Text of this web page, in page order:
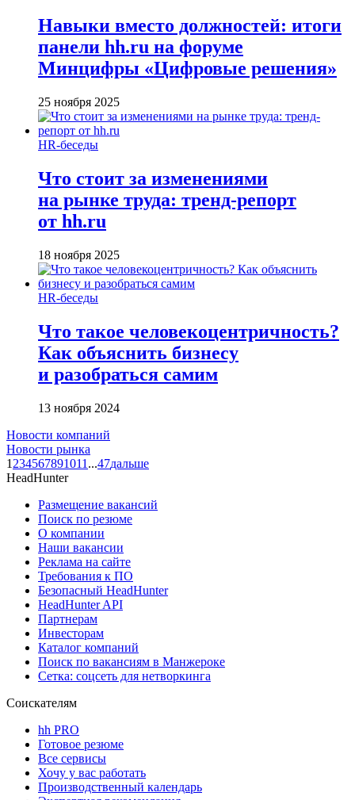
Навыки вместо должностей: итоги
панели hh.ru на форуме
Минцифры «Цифровые решения»
25 ноября 2025
HR-беседы
Что стоит за изменениями
на рынке труда: тренд-репорт
от hh.ru
18 ноября 2025
HR-беседы
Что такое человеко­центричность?
Как объяснить бизнесу
и разобраться самим
13 ноября 2024
Новости компаний
Новости рынка
1 234567891011 ...47дальше
HeadHunter
Размещение вакансий
Поиск по резюме
О компании
Наши вакансии
Реклама на сайте
Требования к ПО
Безопасный HeadHunter
HeadHunter API
Партнерам
Инвесторам
Каталог компаний
Поиск по вакансиям в Манжероке
Сетка: соцсеть для нетворкинга
Соискателям
hh PRO
Готовое резюме
Все сервисы
Хочу у вас работать
Производственный календарь